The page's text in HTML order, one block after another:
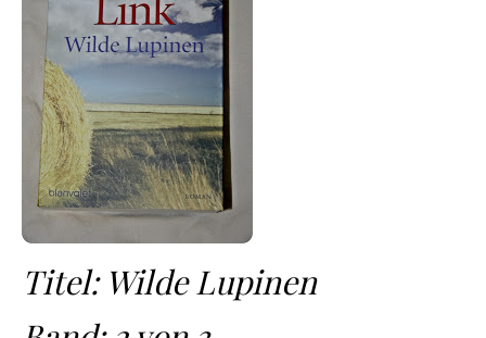
Titel: Wilde Lupinen